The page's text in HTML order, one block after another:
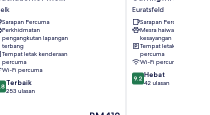
Sarapan Percuma
Perkhidmatan
pengangkutan lapangan
terbang
Tempat letak kenderaan
percuma
Wi-Fi percuma
Terbaik
253 ulasan
Euratsfeld
Euratsfeld
Sarapan Percuma
Mesra haiwan
kesayangan
Tempat letak kenderaan
percuma
Wi-Fi percuma
9.2
daripada
9.2 Hebat
42 ulasan